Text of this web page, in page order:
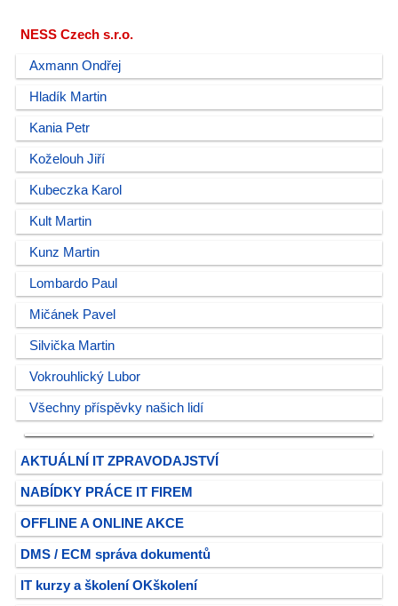
NESS Czech s.r.o.
Axmann Ondřej
Hladík Martin
Kania Petr
Koželouh Jiří
Kubeczka Karol
Kult Martin
Kunz Martin
Lombardo Paul
Mičánek Pavel
Silvička Martin
Vokrouhlický Lubor
Všechny příspěvky našich lidí
AKTUÁLNÍ IT ZPRAVODAJSTVÍ
NABÍDKY PRÁCE IT FIREM
OFFLINE A ONLINE AKCE
DMS / ECM správa dokumentů
IT kurzy a školení OKškolení